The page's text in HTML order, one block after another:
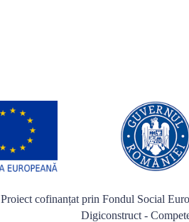
Proiect cofinanțat prin Fondul Social
Digiconstruct -